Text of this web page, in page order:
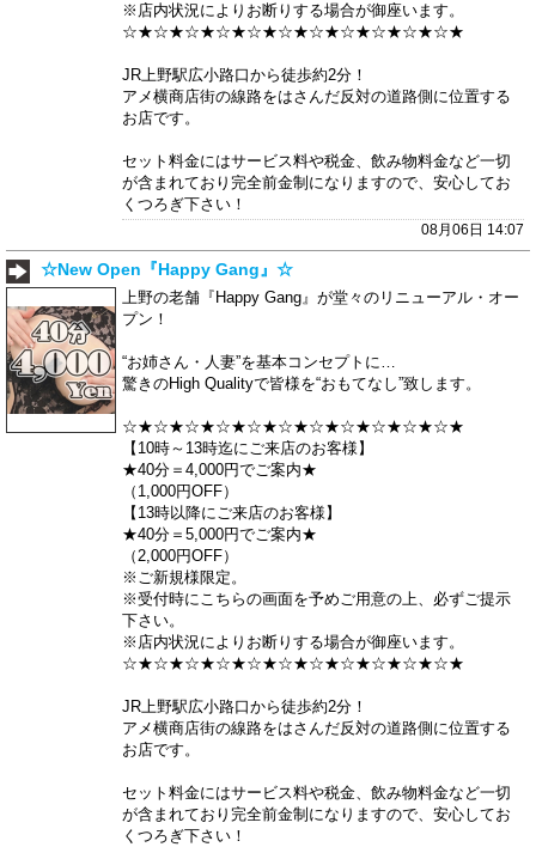
※店内状況によりお断りする場合が御座います。
☆★☆★☆★☆★☆★☆★☆★☆★☆★☆★☆★
JR上野駅広小路口から徒歩約2分！
アメ横商店街の線路をはさんだ反対の道路側に位置する
お店です。
セット料金にはサービス料や税金、飲み物料金など一切
が含まれており完全前金制になりますので、安心してお
くつろぎ下さい！
08月06日 14:07
☆New Open『Happy Gang』☆
上野の老舗『Happy Gang』が堂々のリニューアル・オー
プン！
“お姉さん・人妻”を基本コンセプトに…
驚きのHigh Qualityで皆様を“おもてなし”致します。
☆★☆★☆★☆★☆★☆★☆★☆★☆★☆★☆★
【10時～13時迄にご来店のお客様】
★40分＝4,000円でご案内★
（1,000円OFF）
【13時以降にご来店のお客様】
★40分＝5,000円でご案内★
（2,000円OFF）
※ご新規様限定。
※受付時にこちらの画面を予めご用意の上、必ずご提示
下さい。
※店内状況によりお断りする場合が御座います。
☆★☆★☆★☆★☆★☆★☆★☆★☆★☆★☆★
JR上野駅広小路口から徒歩約2分！
アメ横商店街の線路をはさんだ反対の道路側に位置する
お店です。
セット料金にはサービス料や税金、飲み物料金など一切
が含まれており完全前金制になりますので、安心してお
くつろぎ下さい！